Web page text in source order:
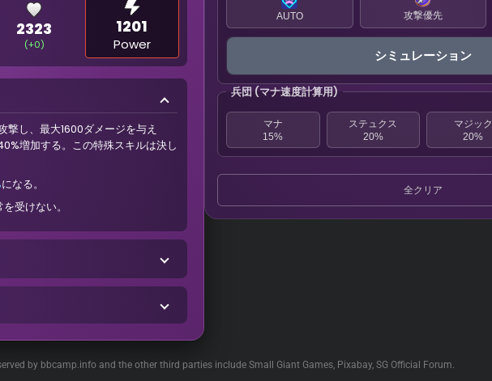
2323
(+0)
1201
Power
撃し、最大1600ダメージを与え
増加する。この特殊スキルは決し
になる。
受けない。
AUTO 攻撃優先
シミュレーション
兵団 (マナ速度計算用)
マナ
15%
ステュクス
20%
マジック
20%
全クリア
by bbcamp.info and the other third parties include Small Giant Games, Pixabay, SG Official Forum.